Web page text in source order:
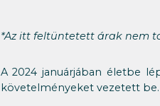
*Az itt feltüntetett árak nem
A 2024 januárjában életbe
követelményeket vezetett be.